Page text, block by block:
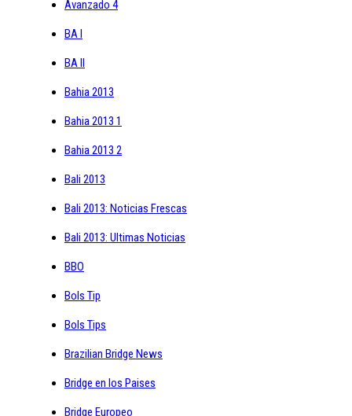
Avanzado 4
BA I
BA II
Bahia 2013
Bahia 2013 1
Bahia 2013 2
Bali 2013
Bali 2013: Noticias Frescas
Bali 2013: Ultimas Noticias
BBO
Bols Tip
Bols Tips
Brazilian Bridge News
Bridge en los Paises
Bridge Europeo